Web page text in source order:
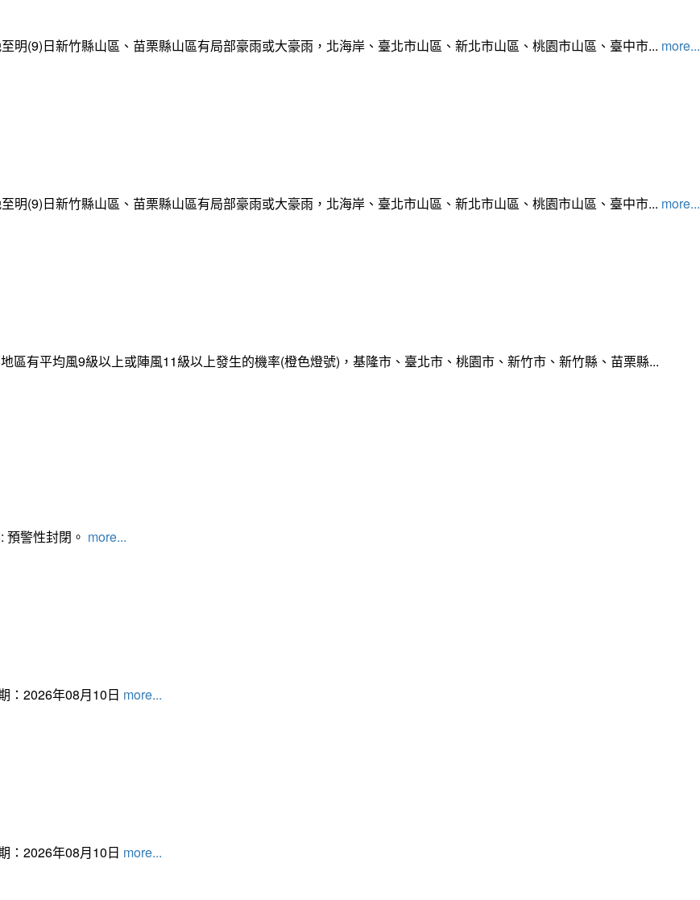
明(9)日新竹縣山區、苗栗縣山區有局部豪雨或大豪雨，北海岸、臺北市山區、新北市山區、桃園市山區、臺中市... more...
明(9)日新竹縣山區、苗栗縣山區有局部豪雨或大豪雨，北海岸、臺北市山區、新北市山區、桃園市山區、臺中市... more...
區有平均風9級以上或陣風11級以上發生的機率(橙色燈號)，基隆市、臺北市、桃園市、新竹市、新竹縣、苗栗縣...
警性封閉。 more...
：2026年08月10日 more...
：2026年08月10日 more...